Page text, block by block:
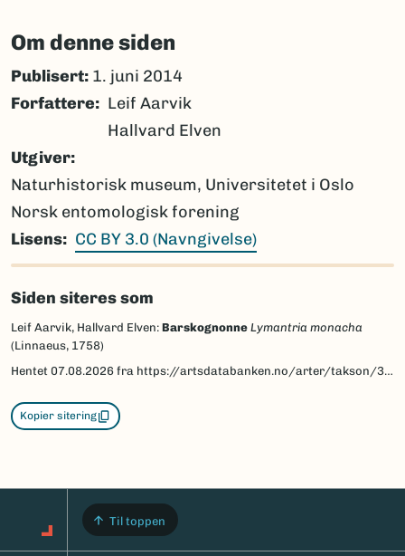
Om denne siden
Publisert: 1. juni 2014
Forfattere
Leif Aarvik
Hallvard Elven
Utgiver
Naturhistorisk museum, Universitetet i Oslo
Norsk entomologisk forening
Lisens
CC BY 3.0 (Navngivelse)
Siden siteres som
Leif Aarvik, Hallvard Elven: Barskognonne Lymantria monacha
(Linnaeus, 1758)
Hentet 07.08.2026 fra https://artsdatabanken.no/arter/takson/30518/beskrivelse
Kopier sitering
Til toppen